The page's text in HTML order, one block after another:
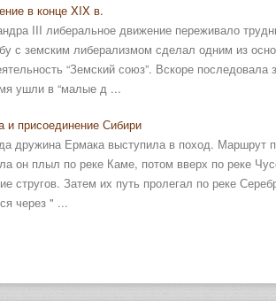
в конце XIX в.
III либеральное движение переживало
с земским либера­лизмом сделал одним из
“Земский союз”. Вскоре
ушли в “малые д ...
и присоединение Сибири
дружина Ермака выступила в поход. Маршрут
он плыл по реке Каме, потом вверх по реке
стругов. Затем их путь пролегал по реке
через " ...